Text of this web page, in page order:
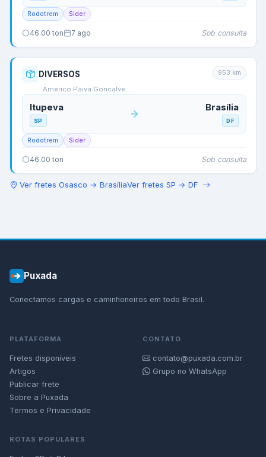
Rodotrem Sider
46.00 ton 7 ago Sob consulta
DIVERSOS
Americo Paiva Goncalve…
953 km
Itupeva
SP
Brasília
DF
Rodotrem Sider
46.00 ton Sob consulta
Ver fretes Osasco → BrasíliaVer fretes SP → DF
Puxada
Conectamos cargas e caminhoneiros em todo Brasil.
PLATAFORMA
Fretes disponíveis
Artigos
Publicar frete
Sobre a Puxada
Termos e Privacidade
CONTATO
contato@puxada.com.br
Grupo no WhatsApp
ROTAS POPULARES